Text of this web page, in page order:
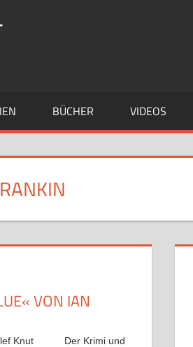
BÜCHER VIDEOS
RANKIN
VON IAN
Knut
Der Krimi und